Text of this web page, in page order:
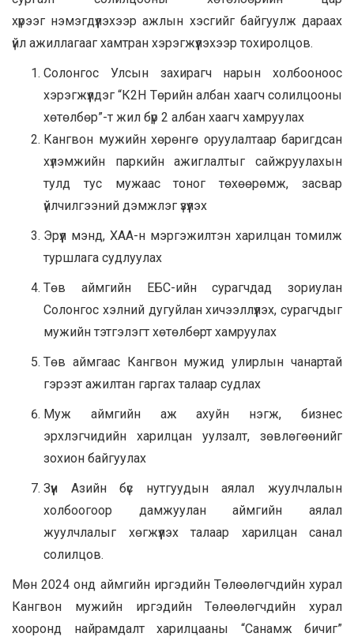
хүрээг нэмэгдүүлэхээр ажлын хэсгийг байгуулж дараах
үйл ажиллагааг хамтран хэрэгжүүлэхээр тохиролцов.
Солонгос Улсын захирагч нарын холбооноос
хэрэгжүүлдэг “К2Н Төрийн албан хаагч солилцооны
хөтөлбөр”-т жил бүр 2 албан хаагч хамруулах
Кангвон мужийн хөрөнгө оруулалтаар баригдсан
хүлэмжийн паркийн ажиглалтыг сайжруулахын
тулд тус мужаас тоног төхөөрөмж, засвар
үйлчилгээний дэмжлэг үзүүлэх
Эрүүл мэнд, ХАА-н мэргэжилтэн харилцан томилж
туршлага судлуулах
Төв аймгийн ЕБС-ийн сурагчдад зориулан
Солонгос хэлний дугуйлан хичээллүүлэх, сурагчдыг
мужийн тэтгэлэгт хөтөлбөрт хамруулах
Төв аймгаас Кангвон мужид улирлын чанартай
гэрээт ажилтан гаргах талаар судлах
Муж аймгийн аж ахуйн нэгж, бизнес
эрхлэгчидийн харилцан уулзалт, зөвлөгөөнийг
зохион байгуулах
Зүүн Азийн бүс нутгуудын аялал жуулчлалын
холбоогоор дамжуулан аймгийн аялал
жуулчлалыг хөгжүүлэх талаар харилцан санал
солилцов.
Мөн 2024 онд аймгийн иргэдийн Төлөөлөгчдийн хурал
Кангвон мужийн иргэдийн Төлөөлөгчдийн хурал
хооронд найрамдалт харилцааны “Санамж бичиг”